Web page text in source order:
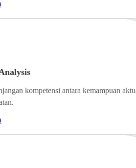
kompetensi antara kemampuan